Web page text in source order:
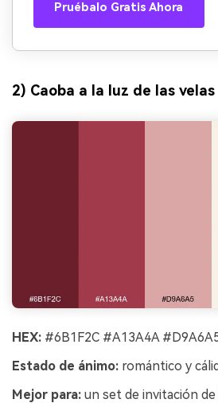
Pruébalo Gratis Ahora
2) Caoba a la luz de las velas
HEX: #6B1F2C #A13A4A
Estado de ánimo: romántico y
Mejor para: un set de invitación